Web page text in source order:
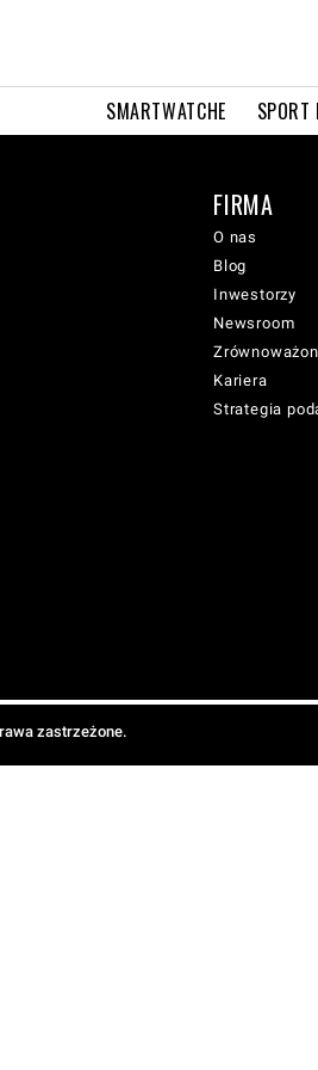
SMARTWATCHE SPORT
FIRMA
O nas
Blog
Inwestorzy
Newsroom
Kariera
Strategia
zastrzeżone.